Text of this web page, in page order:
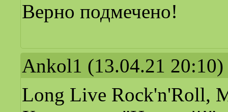
Верно подмечено!
Ankol1 (13.04.21 20:10)
Long Live Rock'n'Roll,